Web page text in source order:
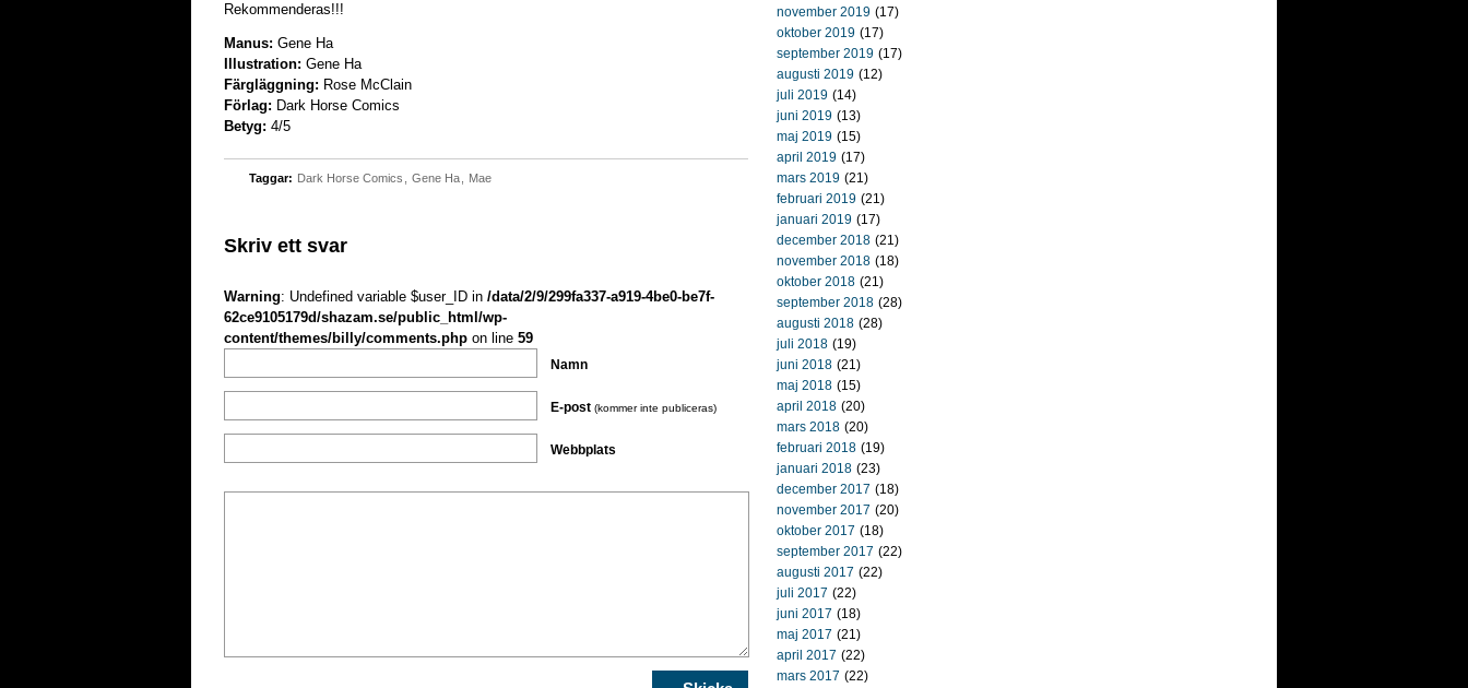
Rekommenderas!!!
Manus: Gene Ha
Illustration: Gene Ha
Färgläggning: Rose McClain
Förlag: Dark Horse Comics
Betyg: 4/5
Taggar: Dark Horse Comics Gene Ha Mae
Skriv ett svar
Warning: Undefined variable $user_ID in /data/2/9/299fa337-a919-4be0-be7f-
62ce9105179d/shazam.se/public_html/wp-
content/themes/billy/comments.php on line 59
Namn
E-post (kommer inte publiceras)
Webbplats
november 2019 (17)
oktober 2019 (17)
september 2019 (17)
augusti 2019 (12)
juli 2019 (14)
juni 2019 (13)
maj 2019 (15)
april 2019 (17)
mars 2019 (21)
februari 2019 (21)
januari 2019 (17)
december 2018 (21)
november 2018 (18)
oktober 2018 (21)
september 2018 (28)
augusti 2018 (28)
juli 2018 (19)
juni 2018 (21)
maj 2018 (15)
april 2018 (20)
mars 2018 (20)
februari 2018 (19)
januari 2018 (23)
december 2017 (18)
november 2017 (20)
oktober 2017 (18)
september 2017 (22)
augusti 2017 (22)
juli 2017 (22)
juni 2017 (18)
maj 2017 (21)
april 2017 (22)
mars 2017 (22)